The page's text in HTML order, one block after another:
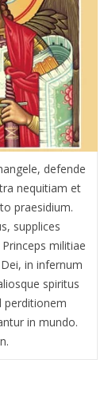
defende
nequitiam et
praesidium.
supplices
militiae
in infernum
spiritus
perditionem
in mundo.